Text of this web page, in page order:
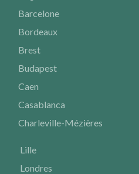
Barcelone
Bordeaux
Brest
Budapest
Caen
Casablanca
Charleville-Mézières
Lille
Londres